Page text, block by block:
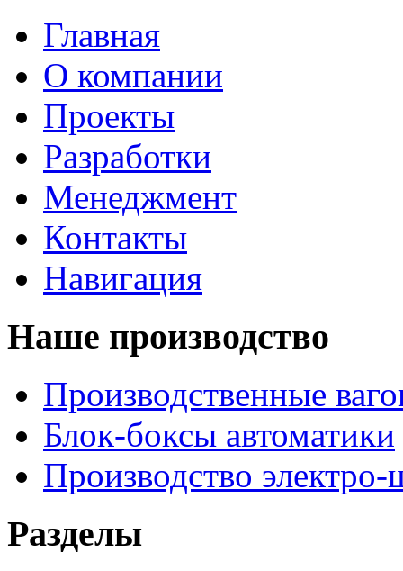
Главная
О компании
Проекты
Разработки
Менеджмент
Контакты
Навигация
Наше производство
Производственные
Блок-боксы автоматики
Производство
Разделы